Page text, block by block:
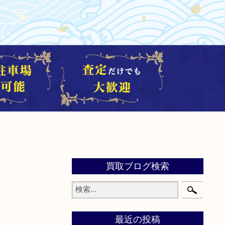
買取ブログ検索
最近の投稿